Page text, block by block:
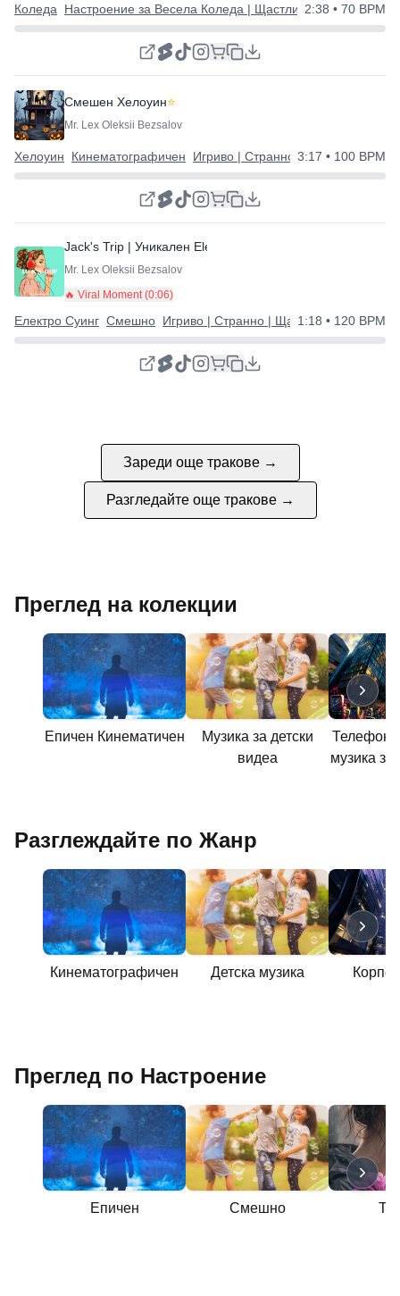
Коледа Настроение за Весела Коледа | Щастлива Нова Година
2:38 • 70 BPM
Смешен Хелоуин⭐
Mr. Lex Oleksii Bezsalov
Хелоуин Кинематографичен Игриво | Странно | Щастливо
3:17 • 100 BPM
Jack's Trip | Уникален Electro Swing трак
Mr. Lex Oleksii Bezsalov
🔥 Viral Moment (0:06)
Електро Суинг Смешно Игриво | Странно | Щастливо
1:18 • 120 BPM
Зареди още тракове →
Разгледайте още тракове →
Преглед на колекции
Епичен Кинематичен
Музика за детски
видеа
музика
Разглеждайте по Жанр
Кинематографичен Детска музика
Преглед по Настроение
Епичен Смешно